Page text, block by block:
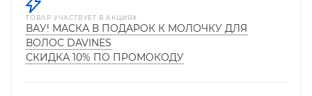
ТОВАР УЧАСТВУЕТ В АКЦИЯХ
ВАУ! МАСКА В ПОДАРОК К МОЛОЧКУ ДЛЯ
ВОЛОС DAVINES
СКИДКА 10% ПО ПРОМОКОДУ